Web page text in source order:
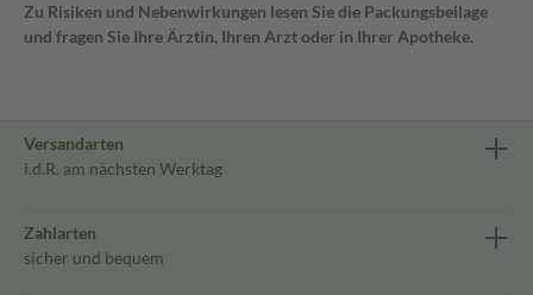
Zu Risiken und Nebenwirkungen lesen Sie die Packungsbeilage
und fragen Sie Ihre Ärztin, Ihren Arzt oder in Ihrer Apotheke.
Versandarten
i.d.R. am nächsten Werktag
Zahlarten
sicher und bequem